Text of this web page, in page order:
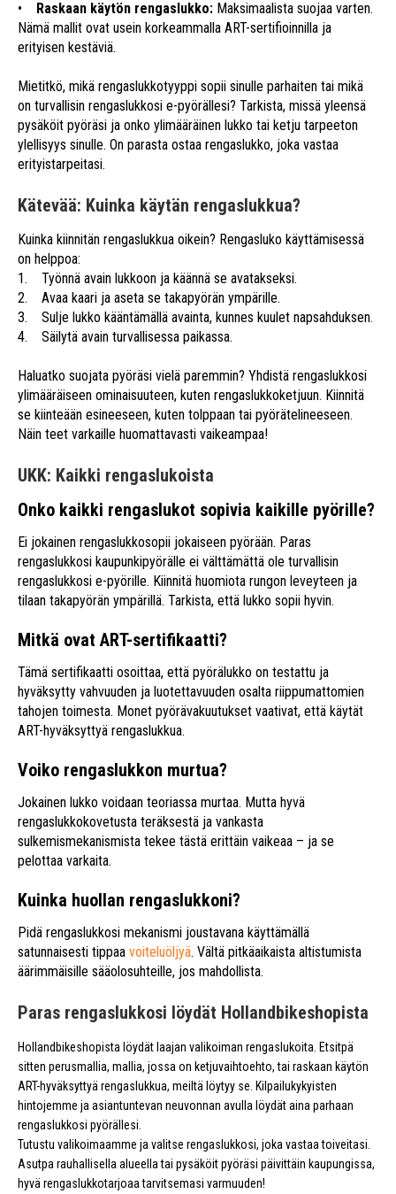
• Raskaan käytön rengaslukko: Maksimaalista suojaa varten.
Nämä mallit ovat usein korkeammalla ART-sertifioinnilla ja
erityisen kestäviä.
Mietitkö, mikä rengaslukkotyyppi sopii sinulle parhaiten tai mikä
on turvallisin rengaslukkosi e-pyörällesi? Tarkista, missä yleensä
pysäköit pyöräsi ja onko ylimääräinen lukko tai ketju tarpeeton
ylellisyys sinulle. On parasta ostaa rengaslukko, joka vastaa
erityistarpeitasi.
Kätevää: Kuinka käytän rengaslukkua?
Kuinka kiinnitän rengaslukkua oikein? Rengasluko käyttämisessä
on helppoa:
1. Työnnä avain lukkoon ja käännä se avatakseksi.
2. Avaa kaari ja aseta se takapyörän ympärille.
3. Sulje lukko kääntämällä avainta, kunnes kuulet napsahduksen.
4. Säilytä avain turvallisessa paikassa.
Haluatko suojata pyöräsi vielä paremmin? Yhdistä rengaslukkosi
ylimääräiseen ominaisuuteen, kuten rengaslukkoketjuun. Kiinnitä
se kiinteään esineeseen, kuten tolppaan tai pyörätelineeseen.
Näin teet varkaille huomattavasti vaikeampaa!
UKK: Kaikki rengaslukoista
Onko kaikki rengaslukot sopivia kaikille pyörille?
Ei jokainen rengaslukkosopii jokaiseen pyörään. Paras
rengaslukkosi kaupunkipyörälle ei välttämättä ole turvallisin
rengaslukkosi e-pyörille. Kiinnitä huomiota rungon leveyteen ja
tilaan takapyörän ympärillä. Tarkista, että lukko sopii hyvin.
Mitkä ovat ART-sertifikaatti?
Tämä sertifikaatti osoittaa, että pyörälukko on testattu ja
hyväksytty vahvuuden ja luotettavuuden osalta riippumattomien
tahojen toimesta. Monet pyörävakuutukset vaativat, että käytät
ART-hyväksyttyä rengaslukkua.
Voiko rengaslukkon murtua?
Jokainen lukko voidaan teoriassa murtaa. Mutta hyvä
rengaslukkokovetusta teräksestä ja vankasta
sulkemismekanismista tekee tästä erittäin vaikeaa – ja se
pelottaa varkaita.
Kuinka huollan rengaslukkoni?
Pidä rengaslukkosi mekanismi joustavana käyttämällä
satunnaisesti tippaa voiteluöljyä. Vältä pitkäaikaista altistumista
äärimmäisille sääolosuhteille, jos mahdollista.
Paras rengaslukkosi löydät Hollandbikeshopista
Hollandbikeshopista löydät laajan valikoiman rengaslukoita. Etsitpä
sitten perusmallia, mallia, jossa on ketjuvaihtoehto, tai raskaan käytön
ART-hyväksyttyä rengaslukkua, meiltä löytyy se. Kilpailukykyisten
hintojemme ja asiantuntevan neuvonnan avulla löydät aina parhaan
rengaslukkosi pyörällesi.
Tutustu valikoimaamme ja valitse rengaslukkosi, joka vastaa toiveitasi.
Asutpa rauhallisella alueella tai pysäköit pyöräsi päivittäin kaupungissa,
hyvä rengaslukkotarjoaa tarvitsemasi varmuuden!